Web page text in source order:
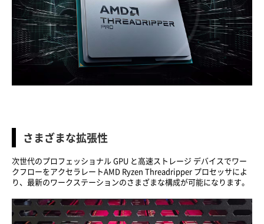
さまざまな拡張性
次世代のプロフェッショナル GPU と高速ストレージ デバイスでワー
クフローをアクセラレートAMD Ryzen Threadripper プロセッサによ
り、最新のワークステーションのさまざまな構成が可能になります。